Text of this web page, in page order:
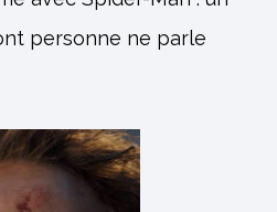
personne ne parle